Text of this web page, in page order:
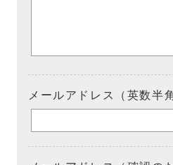
メールアドレス（英数半